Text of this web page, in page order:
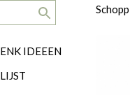
IDEEEN